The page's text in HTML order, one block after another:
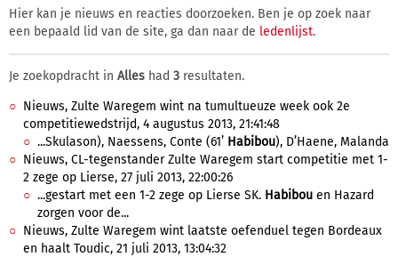
Hier kan je nieuws en reacties doorzoeken. Ben je op zoek naar
een bepaald lid van de site, ga dan naar de ledenlijst.
Je zoekopdracht in Alles had 3 resultaten.
Nieuws, Zulte Waregem wint na tumultueuze week ook 2e
competitiewedstrijd, 4 augustus 2013, 21:41:48
...Skulason), Naessens, Conte (61’ Habibou), D’Haene, Malanda
Nieuws, CL-tegenstander Zulte Waregem start competitie met 1-
2 zege op Lierse, 27 juli 2013, 22:00:26
...gestart met een 1-2 zege op Lierse SK. Habibou en Hazard
zorgen voor de...
Nieuws, Zulte Waregem wint laatste oefenduel tegen Bordeaux
en haalt Toudic, 21 juli 2013, 13:04:32